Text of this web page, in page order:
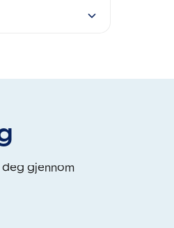
deg gjennom